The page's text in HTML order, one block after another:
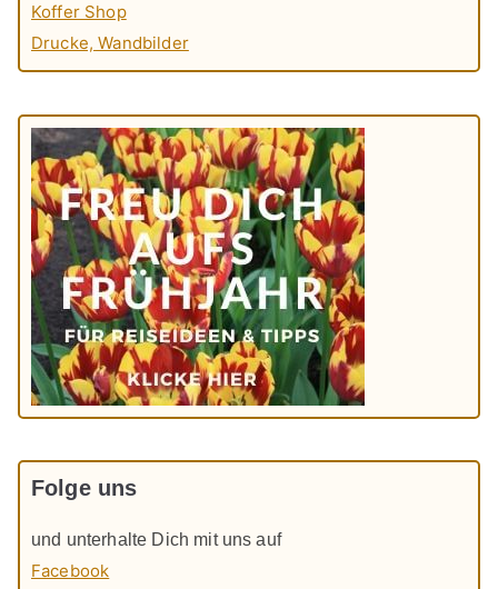
Koffer Shop
Drucke, Wandbilder
Folge uns
und unterhalte Dich mit uns auf
Facebook